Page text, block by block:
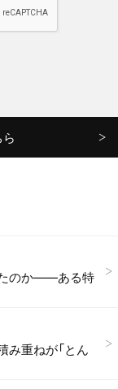
のか——ある特
重ねが「とん